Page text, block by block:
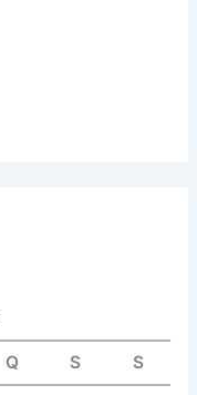
Q S S